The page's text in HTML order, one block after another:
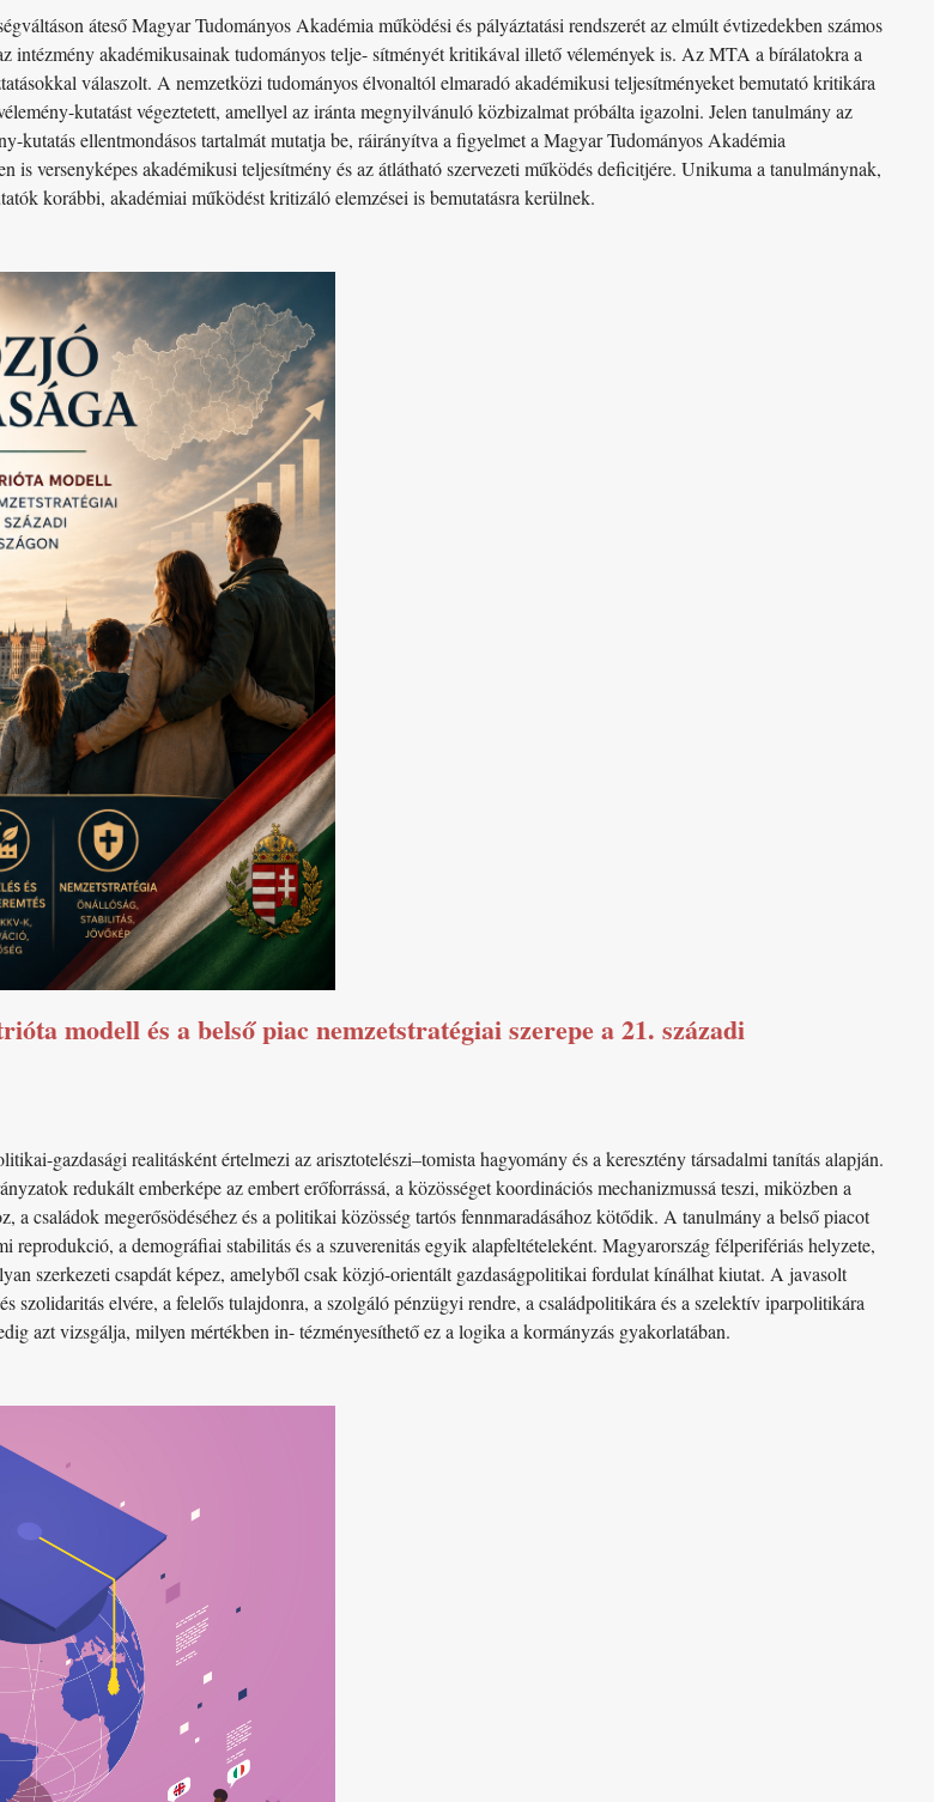
áteső Magyar Tudományos Akadémia működési és pályáztatási rendszerét az elmúlt évtizedekben számos
intézmény akadémikusainak tudományos telje- sítményét kritikával illető vélemények is. Az MTA a bírálatokra a
válaszolt. A nemzetközi tudományos élvonaltól elmaradó akadémikusi teljesítményeket bemutató kritikára
kutatást végeztetett, amellyel az iránta megnyilvánuló közbizalmat próbálta igazolni. Jelen tanulmány az
kutatás ellentmondásos tartalmát mutatja be, ráirányítva a figyelmet a Magyar Tudományos Akadémia
is versenyképes akadémikusi teljesítmény és az átlátható szervezeti működés deficitjére. Unikuma a tanulmánynak,
korábbi, akadémiai működést kritizáló elemzései is bemutatásra kerülnek.
modell és a belső piac nemzetstratégiai szerepe a 21. századi
gazdasági realitásként értelmezi az arisztotelészi–tomista hagyomány és a keresztény társadalmi tanítás alapján.
redukált emberképe az embert erőforrássá, a közösséget koordinációs mechanizmussá teszi, miközben a
a családok megerősödéséhez és a politikai közösség tartós fennmaradásához kötődik. A tanulmány a belső piacot
reprodukció, a demográfiai stabilitás és a szuverenitás egyik alapfeltételeként. Magyarország félperifériás helyzete,
szerkezeti csapdát képez, amelyből csak közjó-orientált gazdaságpolitikai fordulat kínálhat kiutat. A javasolt
szolidaritás elvére, a felelős tulajdonra, a szolgáló pénzügyi rendre, a családpolitikára és a szelektív iparpolitikára
azt vizsgálja, milyen mértékben in- tézményesíthető ez a logika a kormányzás gyakorlatában.